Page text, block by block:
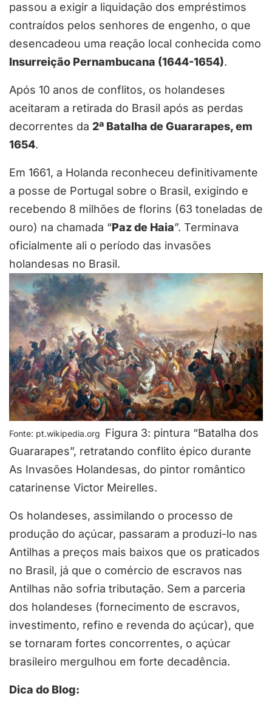
passou a exigir a liquidação dos empréstimos
contraídos pelos senhores de engenho, o que
desencadeou uma reação local conhecida como
Insurreição Pernambucana (1644-1654).
Após 10 anos de conflitos, os holandeses
aceitaram a retirada do Brasil após as perdas
decorrentes da 2ª Batalha de Guararapes, em
1654.
Em 1661, a Holanda reconheceu definitivamente
a posse de Portugal sobre o Brasil, exigindo e
recebendo 8 milhões de florins (63 toneladas de
ouro) na chamada “Paz de Haia”. Terminava
oficialmente ali o período das invasões
holandesas no Brasil.
Fonte: pt.wikipedia.org Figura 3: pintura “Batalha dos
Guararapes”, retratando conflito épico durante
As Invasões Holandesas, do pintor romântico
catarinense Victor Meirelles.
Os holandeses, assimilando o processo de
produção do açúcar, passaram a produzi-lo nas
Antilhas a preços mais baixos que os praticados
no Brasil, já que o comércio de escravos nas
Antilhas não sofria tributação. Sem a parceria
dos holandeses (fornecimento de escravos,
investimento, refino e revenda do açúcar), que
se tornaram fortes concorrentes, o açúcar
brasileiro mergulhou em forte decadência.
Dica do Blog: